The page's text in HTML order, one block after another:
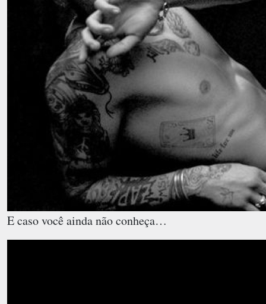
E caso você ainda não conheça…